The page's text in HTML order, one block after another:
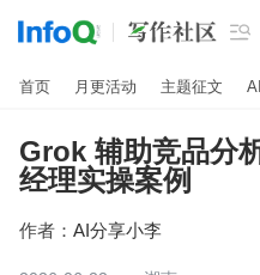

首页 月更活动 主题征文 AI
Grok 辅助竞品分
经理实操案例
作者： AI分享小李